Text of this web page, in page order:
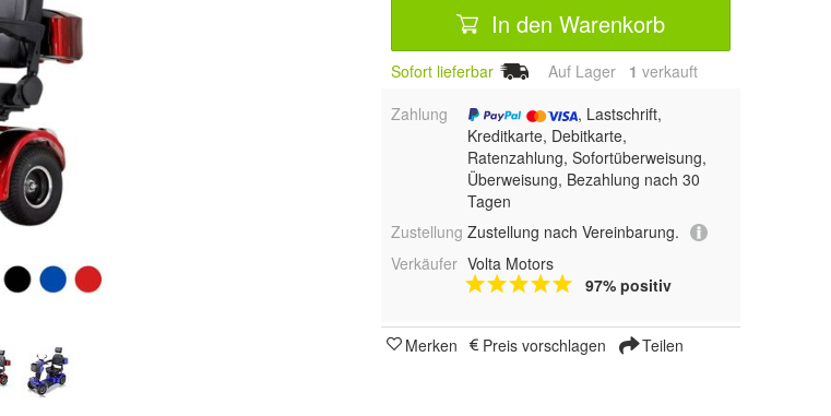
In den Warenkorb
Sofort lieferbar Auf Lager 1 verkauft
Zahlung
, Lastschrift,
Kreditkarte, Debitkarte,
Ratenzahlung, Sofortüberweisung,
Überweisung, Bezahlung nach 30
Tagen
Zustellung Zustellung nach Vereinbarung.
Verkäufer Volta Motors
97% positiv
Merken Preis vorschlagen Teilen